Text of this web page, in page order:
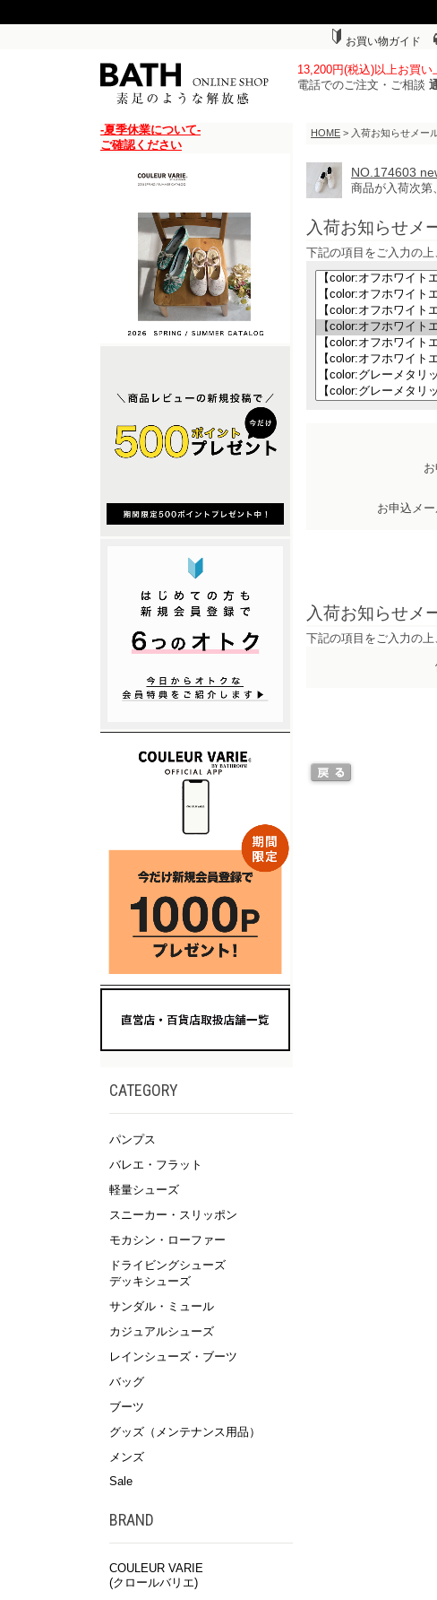
お買い物ガイド
13,200円(税込)以上お買
電話でのご注文・ご相談
-夏季休業について-
ご確認ください
CATEGORY
パンプス
バレエ・フラット
軽量シューズ
スニーカー・スリッポン
モカシン・ローファー
ドライビングシューズ
デッキシューズ
サンダル・ミュール
カジュアルシューズ
レインシューズ・ブーツ
バッグ
ブーツ
グッズ（メンテナンス用品）
メンズ
Sale
BRAND
COULEUR VARIE
(クロールバリエ)
HOME > 入荷お知らせメー
NO.174603
商品が入荷次第
入荷お知らせメ
下記の項目をご入力の
お申込メー
入荷お知らせメ
下記の項目をご入力の